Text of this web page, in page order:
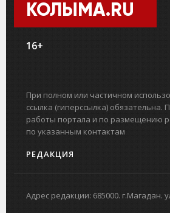
КОЛЫМА.RU
16+
При полном или частичном
ссылка (гиперссылка) обязательна.
работы портала и по размещению
по указанным контактам
РЕДАКЦИЯ
Адрес редакции: 685000. г.Магадан.